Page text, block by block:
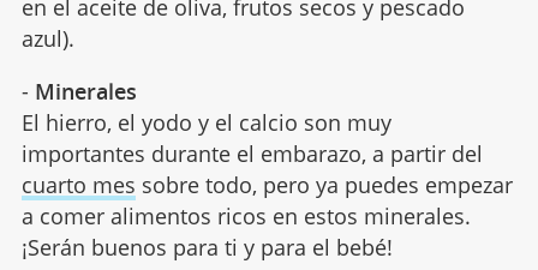
en el aceite de oliva, frutos secos y pescado
azul).
- Minerales
El hierro, el yodo y el calcio son muy
importantes durante el embarazo, a partir del
cuarto mes sobre todo, pero ya puedes empezar
a comer alimentos ricos en estos minerales.
¡Serán buenos para ti y para el bebé!